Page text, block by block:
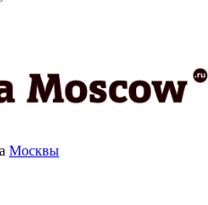
Москвы